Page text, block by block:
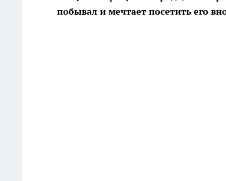
побывал и мечтает посетить его